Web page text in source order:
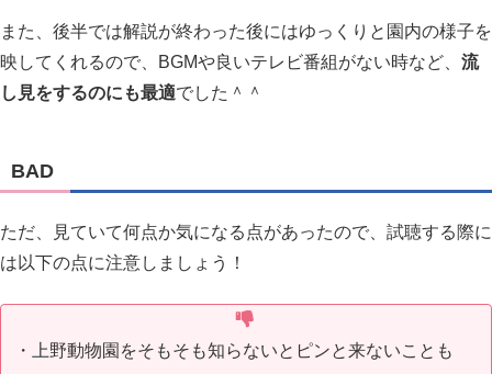
また、後半では解説が終わった後にはゆっくりと園内の様子を
映してくれるので、BGMや良いテレビ番組がない時など、 流
し見をするのにも最適でした＾＾
BAD
ただ、見ていて何点か気になる点があったので、試聴する際に
は以下の点に注意しましょう！
・上野動物園をそもそも知らないとピンと来ないことも